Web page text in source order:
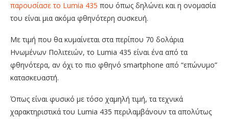
παρουσίασε το Lumia 435 που όπως δηλώνει και η ονομασία
του είναι μια ακόμα φθηνότερη συσκευή.
Με τιμή που θα κυμαίνεται στα περίπου 70 δολάρια
Ηνωμένων Πολιτειών, το Lumia 435 είναι ένα από τα
φθηνότερα, αν όχι το πιο φθηνό smartphone από “επώνυμο”
κατασκευαστή.
Όπως είναι φυσικό με τόσο χαμηλή τιμή, τα τεχνικά
χαρακτηριστικά του Lumia 435 περιλαμβάνουν τα απολύτως